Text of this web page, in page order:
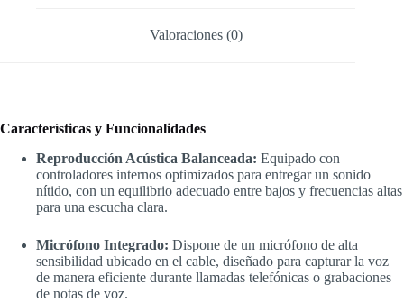
Valoraciones (0)
Características y Funcionalidades
Reproducción Acústica Balanceada: Equipado con
controladores internos optimizados para entregar un sonido
nítido, con un equilibrio adecuado entre bajos y frecuencias altas
para una escucha clara.
Micrófono Integrado: Dispone de un micrófono de alta
sensibilidad ubicado en el cable, diseñado para capturar la voz
de manera eficiente durante llamadas telefónicas o grabaciones
de notas de voz.